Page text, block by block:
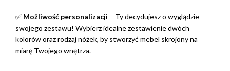
✅ Możliwość personalizacji – Ty decydujesz o wyglądzie
swojego zestawu! Wybierz idealne zestawienie dwóch
kolorów oraz rodzaj nóżek, by stworzyć mebel skrojony na
miarę Twojego wnętrza.